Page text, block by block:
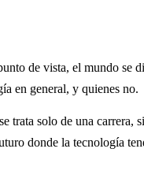
de vista, el mundo se
en general, y quienes no.
trata solo de una carrera,
donde la tecnología